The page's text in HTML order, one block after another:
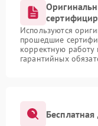
Используются
прошедшие
корректную работу
гарантийных